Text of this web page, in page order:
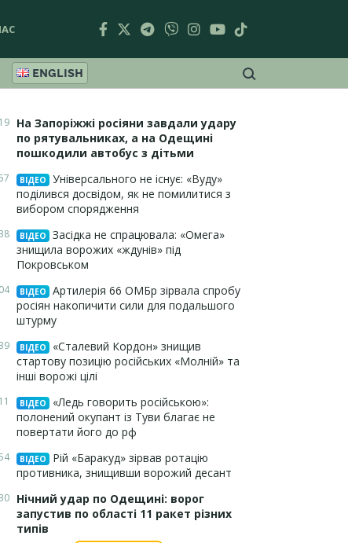
ENGLISH
На Запоріжжі росіяни завдали удару
по рятувальниках, а на Одещині
пошкодили автобус з дітьми
ВІДЕО
Універсального не існує: «Вуду»
поділився досвідом, як не помилитися з
вибором спорядження
ВІДЕО
Засідка не спрацювала: «Омега»
знищила ворожих «ждунів» під
Покровськом
ВІДЕО
Артилерія 66 ОМБр зірвала спробу
росіян накопичити сили для подальшого
штурму
ВІДЕО
«Сталевий Кордон» знищив
стартову позицію російських «Молній» та
інші ворожі цілі
ВІДЕО
«Ледь говорить російською»:
полонений окупант із Туви благає не
повертати його до рф
ВІДЕО
Рій «Баракуд» зірвав ротацію
противника, знищивши ворожий десант
Нічний удар по Одещині: ворог
запустив по області 11 ракет різних
типів